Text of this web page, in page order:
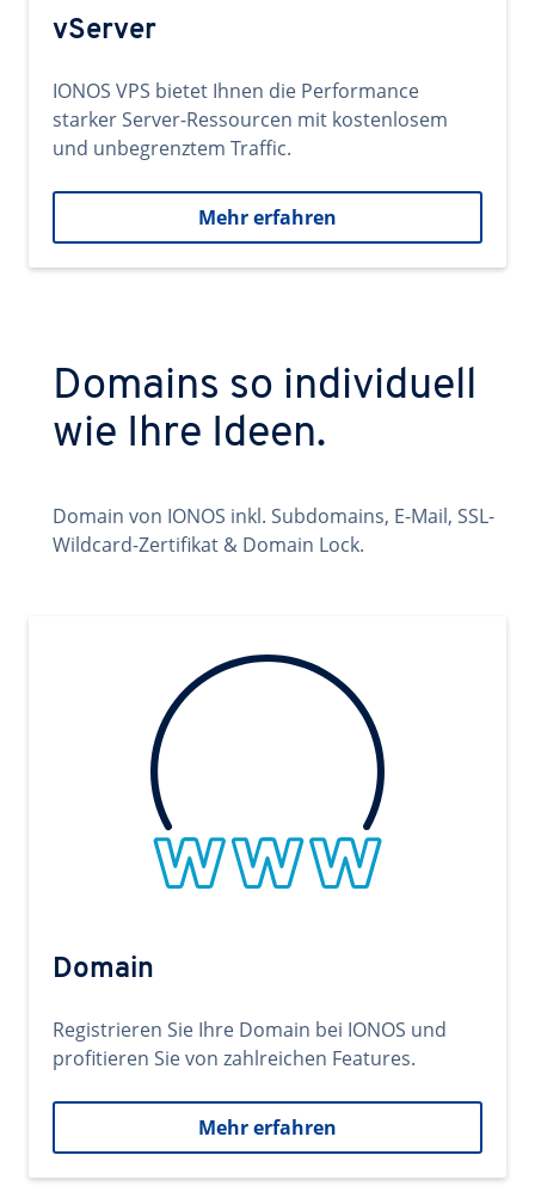
vServer
IONOS VPS bietet Ihnen die Performance
starker Server-Ressourcen mit kostenlosem
und unbegrenztem Traffic.
Mehr erfahren
Domains so individuell
wie Ihre Ideen.
Domain von IONOS inkl. Subdomains, E-Mail, SSL-
Wildcard-Zertifikat & Domain Lock.
Domain
Registrieren Sie Ihre Domain bei IONOS und
profitieren Sie von zahlreichen Features.
Mehr erfahren